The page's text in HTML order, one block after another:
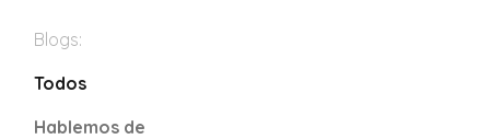
Blogs:
Todos
Hablemos de